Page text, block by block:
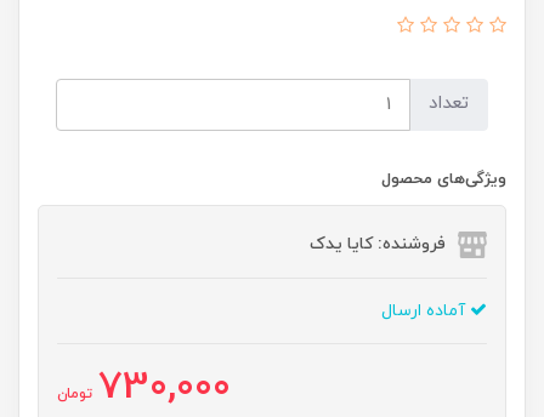
تعداد
ویژگی‌های محصول
فروشنده: کایا یدک
آماده ارسال
730,000 تومان